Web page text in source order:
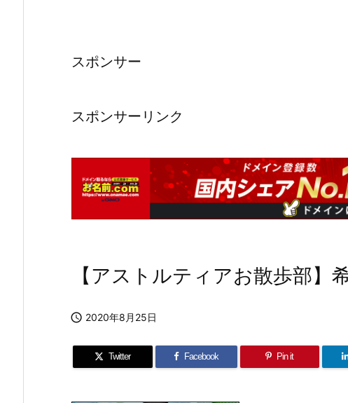
スポンサー
スポンサーリンク
【アストルティアお散歩部】
 2020年8月25日
Twitter Facebook Pin it